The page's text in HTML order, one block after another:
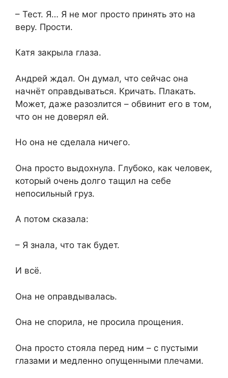
– Тест. Я… Я не мог просто принять это на
веру. Прости.
Катя закрыла глаза.
Андрей ждал. Он думал, что сейчас она
начнёт оправдываться. Кричать. Плакать.
Может, даже разозлится – обвинит его в том,
что он не доверял ей.
Но она не сделала ничего.
Она просто выдохнула. Глубоко, как человек,
который очень долго тащил на себе
непосильный груз.
А потом сказала:
– Я знала, что так будет.
И всё.
Она не оправдывалась.
Она не спорила, не просила прощения.
Она просто стояла перед ним – с пустыми
глазами и медленно опущенными плечами.